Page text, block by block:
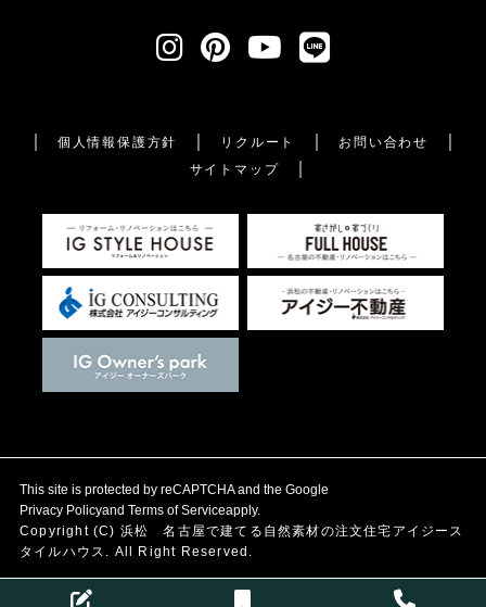
個人情報保護方針 リクルート
お問い合わせ
サイトマップ
This site is protected by reCAPTCHA and the Google
Privacy Policyand Terms of Serviceapply.
Copyright (C) 浜松 名古屋で建てる自然素材の注文住宅 アイジース
タイルハウス. All Right Reserved.